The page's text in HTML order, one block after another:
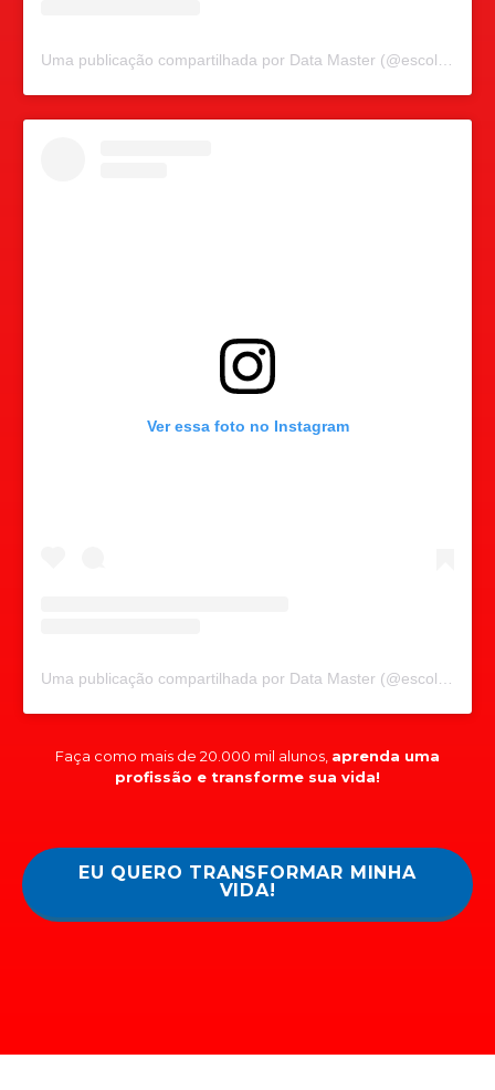
Ver essa foto no Instagram
Faça como mais de 20.000 mil alunos, aprenda uma
profissão e transforme sua vida!
EU QUERO TRANSFORMAR MINHA
VIDA!